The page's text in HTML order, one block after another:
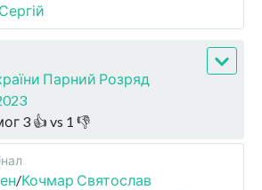
Парний Розряд
3 👍 vs 1 👎
/Кочмар Святослав